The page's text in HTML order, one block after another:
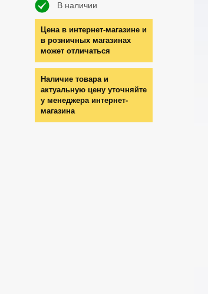
В наличии
Цена в интернет-магазине и
в розничных магазинах
может отличаться
Наличие товара и
актуальную цену уточняйте
у менеджера интернет-
магазина